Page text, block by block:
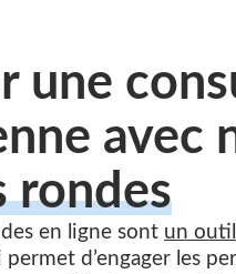
une
avec
rondes
en ligne sont un outil
d’engager les